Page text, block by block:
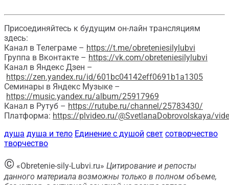
Присоединяйтесь к будущим он-лайн трансляциям
здесь:
Канал в Телеграме – https://t.me/obreteniesilylubvi
Группа в Вконтакте – https://vk.com/obreteniesilylubvi
Канал в Яндекс Дзен –
https://zen.yandex.ru/id/601bc04142eff0691b1a1305
Семинары в Яндекс Музыке –
https://music.yandex.ru/album/25917969
Канал в Рутуб – https://rutube.ru/channel/25783430/
Платформа: https://plvideo.ru/@SvetlanaDobrovolskaya/
душа душа и тело Единение с душой свет сотворчество
творчество
© «Obretenie-sily-Lubvi.ru» Цитирование и репосты
данного материала возможны только в полном объеме,